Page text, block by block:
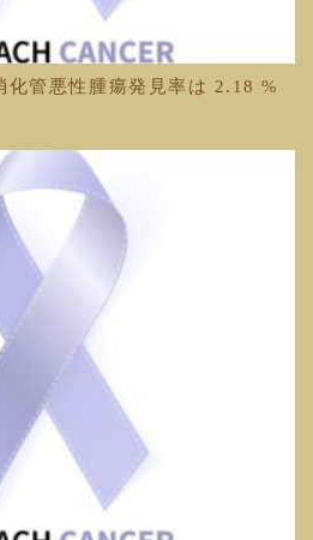
化管悪性腫瘍発見率は 2.18 %